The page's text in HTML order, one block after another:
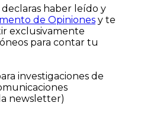
haber leído y
de Opiniones y te
exclusivamente
para contar tu
investigaciones de
newsletter)